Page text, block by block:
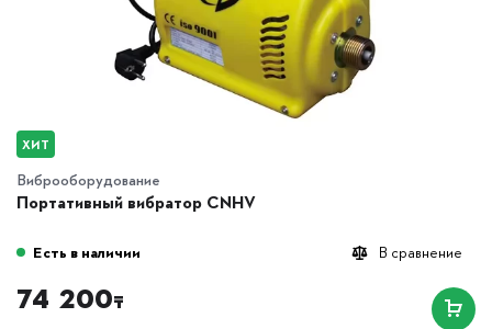
ХИТ
Виброоборудование
Портативный вибратор CNHV
В сравнение
Есть в наличии
74 200₸